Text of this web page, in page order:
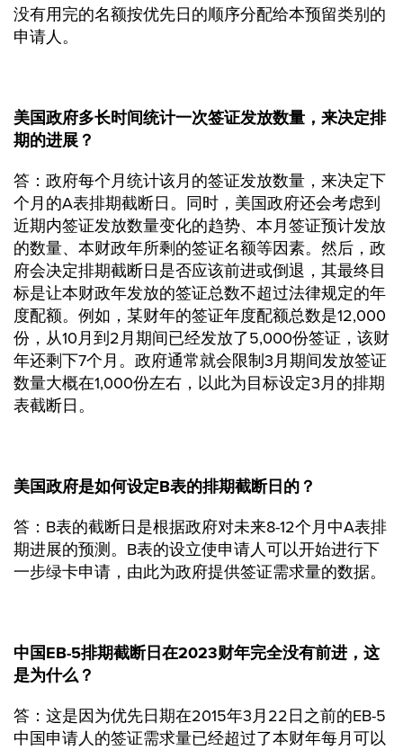
没有用完的名额按优先日的顺序分配给本预留类别的
申请人。
美国政府多长时间统计一次签证发放数量，来决定排
期的进展？
答：政府每个月统计该月的签证发放数量，来决定下
个月的A表排期截断日。同时，美国政府还会考虑到
近期内签证发放数量变化的趋势、本月签证预计发放
的数量、本财政年所剩的签证名额等因素。然后，政
府会决定排期截断日是否应该前进或倒退，其最终目
标是让本财政年发放的签证总数不超过法律规定的年
度配额。例如，某财年的签证年度配额总数是12,000
份，从10月到2月期间已经发放了5,000份签证，该财
年还剩下7个月。政府通常就会限制3月期间发放签证
数量大概在1,000份左右，以此为目标设定3月的排期
表截断日。
美国政府是如何设定B表的排期截断日的？
答：B表的截断日是根据政府对未来8-12个月中A表排
期进展的预测。B表的设立使申请人可以开始进行下
一步绿卡申请，由此为政府提供签证需求量的数据。
中国EB-5排期截断日在2023财年完全没有前进，这
是为什么？
答：这是因为优先日期在2015年3月22日之前的EB-5
中国申请人的签证需求量已经超过了本财年每月可以